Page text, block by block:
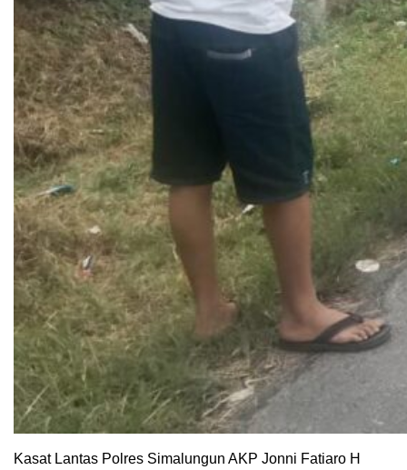
Kasat Lantas Polres Simalungun AKP Jonni Fatiaro H